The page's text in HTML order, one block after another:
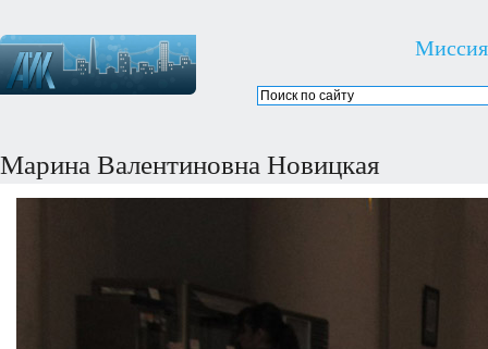
Миссия
Марина Валентиновна Новицкая